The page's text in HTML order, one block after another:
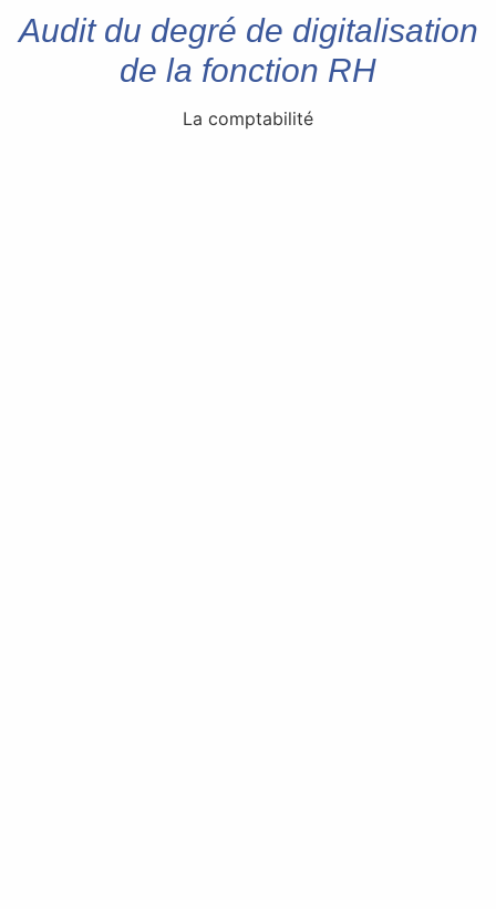
Audit du degré de digitalisation
de la fonction RH
La comptabilité